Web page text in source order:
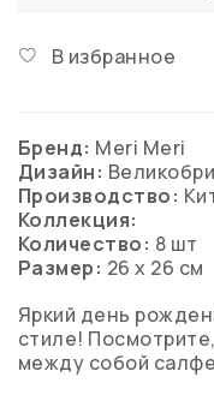
В избранное
Бренд: Meri Meri
Дизайн:
Производство:
Коллекция:
Количество: 8 шт
Размер: 26 х 26 см
Яркий день
стиле!
между собой